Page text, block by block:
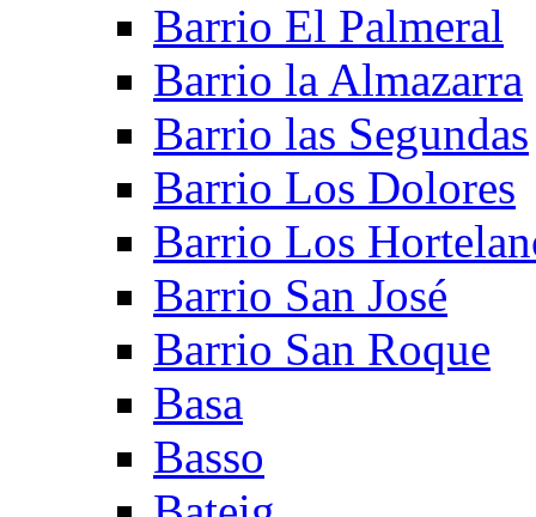
Barrio El Palmeral
Barrio la Almazarra
Barrio las Segundas
Barrio Los Dolores
Barrio Los
Barrio San José
Barrio San Roque
Basa
Basso